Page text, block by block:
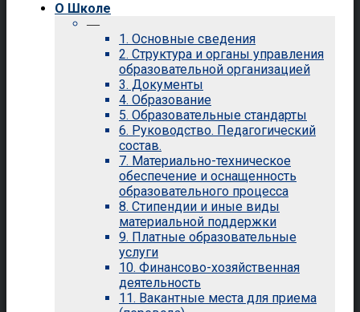
О Школе
—
1. Основные сведения
2. Структура и органы управления
образовательной организацией
3. Документы
4. Образование
5. Образовательные стандарты
6. Руководство. Педагогический
состав.
7. Материально-техническое
обеспечение и оснащенность
образовательного процесса
8. Стипендии и иные виды
материальной поддержки
9. Платные образовательные
услуги
10. Финансово-хозяйственная
деятельность
11. Вакантные места для приема